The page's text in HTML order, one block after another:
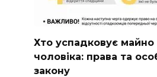
Хто успадковує майно
чоловіка: права та
закону